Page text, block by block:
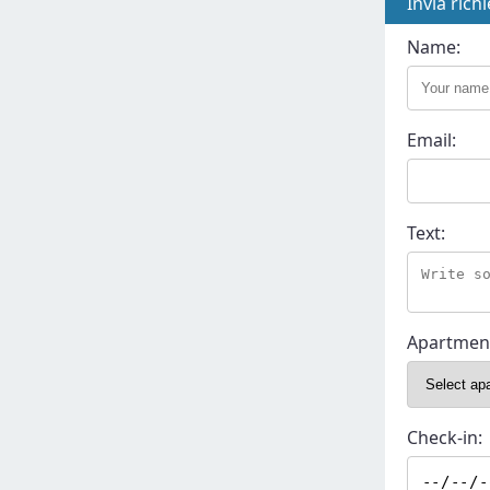
Name:
Email:
Text:
Check-in: